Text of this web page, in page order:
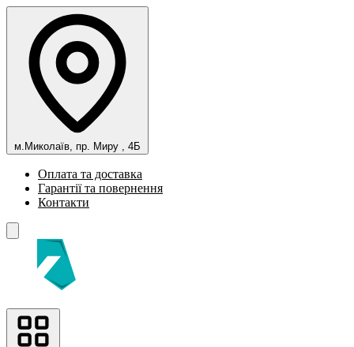
м.Миколаїв, пр. Миру , 4Б
Оплата та доставка
Гарантії та повернення
Контакти